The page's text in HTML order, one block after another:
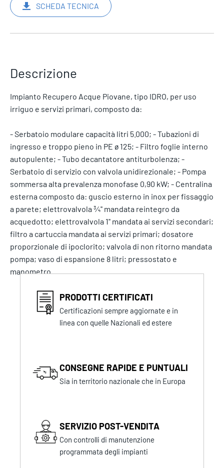
SCHEDA TECNICA
Descrizione
Impianto Recupero Acque Piovane, tipo IDRO, per uso
irriguo e servizi primari, composto da:
- Serbatoio modulare capacità litri 5.000; - Tubazioni di
ingresso e troppo pieno in PE ø 125; - Filtro foglie interno
autopulente; - Tubo decantatore antiturbolenza; -
Serbatoio di servizio con valvola unidirezionale; - Pompa
sommersa alta prevalenza monofase 0,90 kW; - Centralina
esterna composto da: guscio esterno in inox per fissaggio
a parete; elettrovalvola ¾'' mandata reintegro da
acquedotto; elettrovalvola 1'' mandata ai servizi secondari;
filtro a cartuccia mandata ai servizi primari; dosatore
proporzionale di ipoclorito; valvola di non ritorno mandata
pompa; vaso di espansione 8 litri; pressostato e
manometro.
PRODOTTI CERTIFICATI
Certificazioni sempre aggiornate e in
linea con quelle Nazionali ed estere
CONSEGNE RAPIDE E PUNTUALI
Sia in territorio nazionale che in Europa
SERVIZIO POST-VENDITA
Con controlli di manutenzione
programmata degli impianti